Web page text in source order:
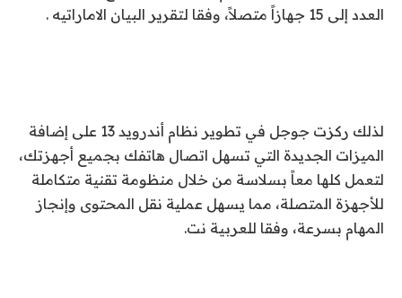
العدد إلى 15 جهازاً متصلاً، وفقا لتقرير البيان الاماراتيه .
لذلك ركزت جوجل في تطوير نظام أندرويد 13 على إضافة
الميزات الجديدة التي تسهل اتصال هاتفك بجميع أجهزتك،
لتعمل كلها معاً بسلاسة من خلال منظومة تقنية متكاملة
للأجهزة المتصلة، مما يسهل عملية نقل المحتوى وإنجاز
المهام بسرعة، وفقا للعربية نت.